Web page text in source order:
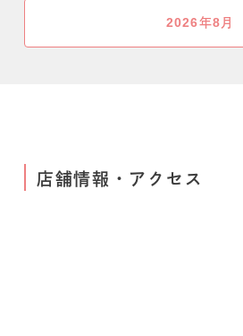
2026年8月
店舗情報・アクセス